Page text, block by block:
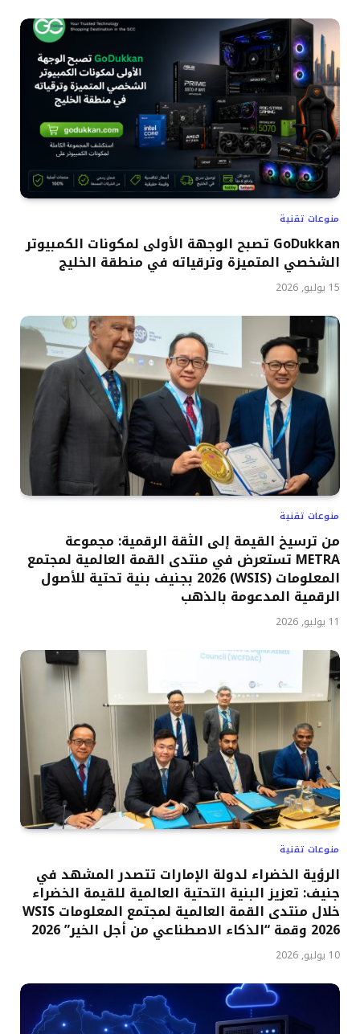
منوعات تقنية
GoDukkan تصبح الوجهة الأولى لمكونات الكمبيوتر
الشخصي المتميزة وترقياته في منطقة الخليج
15 يوليو, 2026
منوعات تقنية
من ترسيخ القيمة إلى الثقة الرقمية: مجموعة
METRA تستعرض في منتدى القمة العالمية لمجتمع
المعلومات (WSIS) 2026 بجنيف بنية تحتية للأصول
الرقمية المدعومة بالذهب
11 يوليو, 2026
منوعات تقنية
الرؤية الخضراء لدولة الإمارات تتصدر المشهد في
جنيف: تعزيز البنية التحتية العالمية للقيمة الخضراء
خلال منتدى القمة العالمية لمجتمع المعلومات WSIS
2026 وقمة “الذكاء الاصطناعي من أجل الخير” 2026
10 يوليو, 2026